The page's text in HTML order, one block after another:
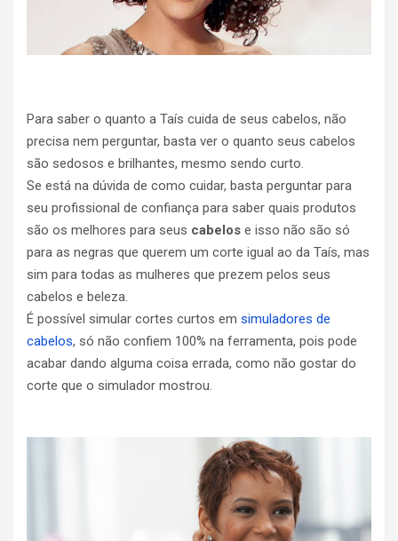
Para saber o quanto a Taís cuida de seus cabelos, não
precisa nem perguntar, basta ver o quanto seus cabelos
são sedosos e brilhantes, mesmo sendo curto.
Se está na dúvida de como cuidar, basta perguntar para
seu profissional de confiança para saber quais produtos
são os melhores para seus cabelos e isso não são só
para as negras que querem um corte igual ao da Taís, mas
sim para todas as mulheres que prezem pelos seus
cabelos e beleza.
É possível simular cortes curtos em simuladores de
cabelos, só não confiem 100% na ferramenta, pois pode
acabar dando alguma coisa errada, como não gostar do
corte que o simulador mostrou.